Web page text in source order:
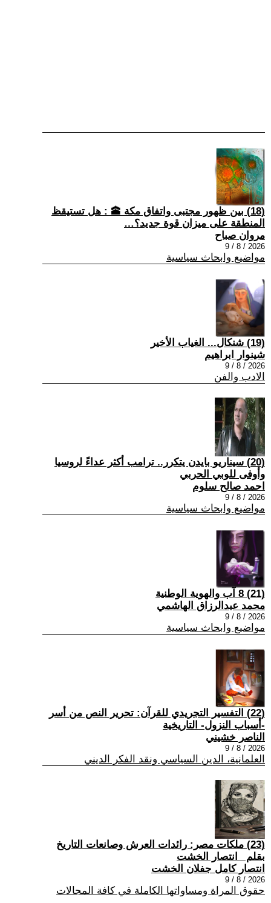
(18) بين ظهور مجتبى واتفاق مكة 🕋 : هل تستيقظ
المنطقة على ميزان قوة جديد؟…
مروان صباح
2026 / 8 / 9
مواضيع وابحاث سياسية
(19) شنكال... الغياب الأخير
شينوار ابراهيم
2026 / 8 / 9
الادب والفن
(20) سيناريو بايدن يتكرر.. ترامب أكثر عداءً لروسيا
وأوفى للوبي الحربي
احمد صالح سلوم
2026 / 8 / 9
مواضيع وابحاث سياسية
(21) 8 آب والهوية الوطنية
محمد عبدالرزاق الهاشمي
2026 / 8 / 9
مواضيع وابحاث سياسية
(22) التفسير التجريدي للقرآن: تحرير النص من أسر
-أسباب النزول- التاريخية
الناصر خشيني
2026 / 8 / 9
العلمانية، الدين السياسي ونقد الفكر الديني
(23) ملكات مصر: رائدات العرش وصانعات التاريخ
بقلم _انتصار الخشت
انتصار كامل جفلان الخشت
2026 / 8 / 9
حقوق المراة ومساواتها الكاملة في كافة المجالات